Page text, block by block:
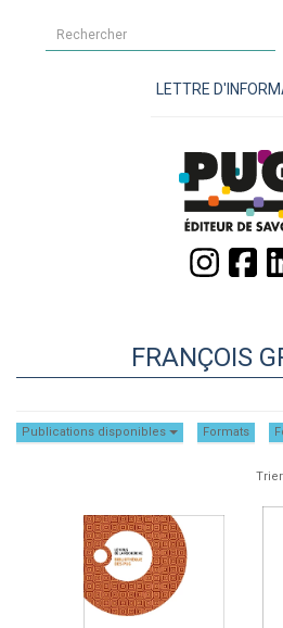
sur
site
LETTRE
FRANÇOIS
Publications disponibles Formats